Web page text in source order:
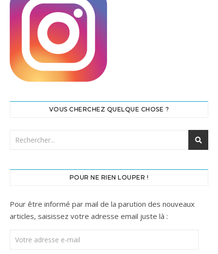
VOUS CHERCHEZ QUELQUE CHOSE ?
POUR NE RIEN LOUPER !
Pour être informé par mail de la parution des nouveaux
articles, saisissez votre adresse email juste là :
Votre adresse e-mail